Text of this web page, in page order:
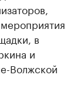
в
и
Волжской